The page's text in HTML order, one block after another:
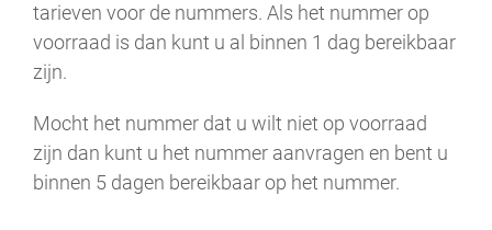
tarieven voor de nummers. Als het nummer op
voorraad is dan kunt u al binnen 1 dag bereikbaar
zijn.
Mocht het nummer dat u wilt niet op voorraad
zijn dan kunt u het nummer aanvragen en bent u
binnen 5 dagen bereikbaar op het nummer.